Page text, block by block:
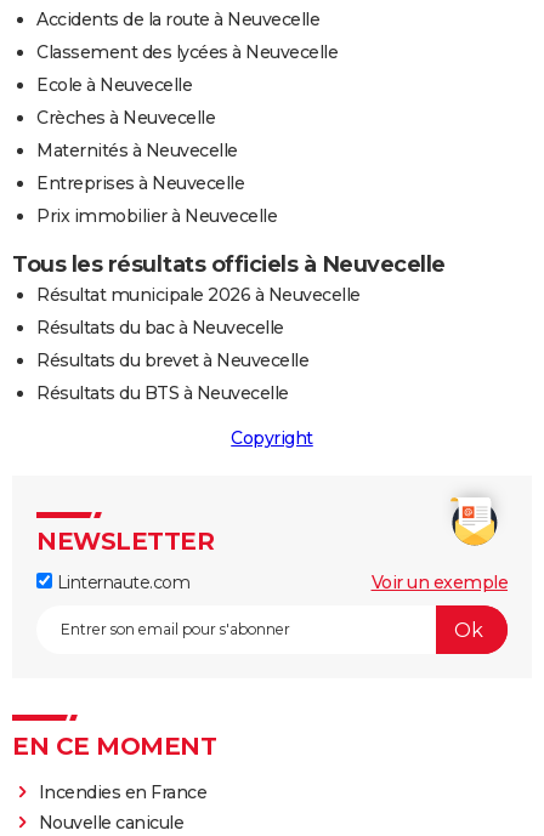
Accidents de la route à Neuvecelle
Classement des lycées à Neuvecelle
Ecole à Neuvecelle
Crèches à Neuvecelle
Maternités à Neuvecelle
Entreprises à Neuvecelle
Prix immobilier à Neuvecelle
Tous les résultats officiels à Neuvecelle
Résultat municipale 2026 à Neuvecelle
Résultats du bac à Neuvecelle
Résultats du brevet à Neuvecelle
Résultats du BTS à Neuvecelle
Copyright
NEWSLETTER
Linternaute.com Voir un exemple
EN CE MOMENT
Incendies en France
Nouvelle canicule